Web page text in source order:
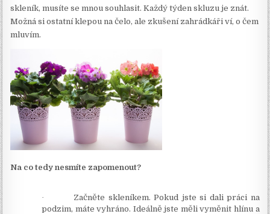
skleník, musíte se mnou souhlasit. Každý týden skluzu je znát.
Možná si ostatní klepou na čelo, ale zkušení zahrádkáři ví, o čem
mluvím.
Na co tedy nesmíte zapomenout?
·
Začněte skleníkem. Pokud jste si dali práci na
podzim, máte vyhráno. Ideálně jste měli vyměnit hlínu a